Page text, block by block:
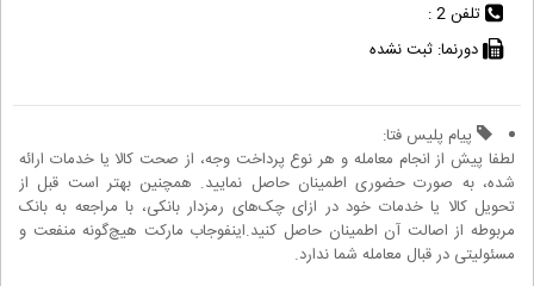
تلفن 2 :
دورنما: ثبت نشده
پیام پلیس فتا:
لطفا پیش از انجام معامله و هر نوع پرداخت وجه، از صحت کالا یا خدمات ارائه
شده، به صورت حضوری اطمینان حاصل نمایید. همچنین بهتر است قبل از
تحویل کالا یا خدمات خود در ازای چک‌های رمزدار بانکی، با مراجعه به بانک
مربوطه از اصالت آن اطمینان حاصل کنید.اینفوجاب مارکت هیچ‌گونه منفعت و
مسئولیتی در قبال معامله شما ندارد.